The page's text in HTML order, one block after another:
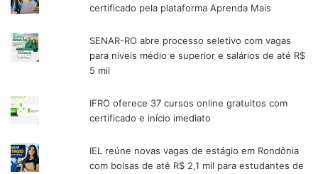
certificado pela plataforma Aprenda Mais
SENAR-RO abre processo seletivo com vagas
para níveis médio e superior e salários de até R$
5 mil
IFRO oferece 37 cursos online gratuitos com
certificado e início imediato
IEL reúne novas vagas de estágio em Rondônia
com bolsas de até R$ 2,1 mil para estudantes de